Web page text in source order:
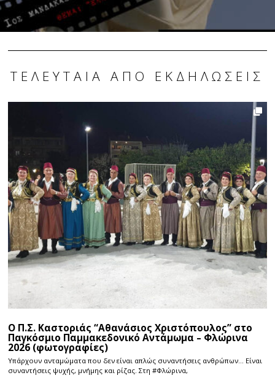
ΤΕΛΕΥΤΑΊΑ ΑΠΌ ΕΚΔΗΛΏΣΕΙΣ
Ο Π.Σ. Καστοριάς “Αθανάσιος Χριστόπουλος” στο
Παγκόσμιο Παμμακεδονικό Αντάμωμα – Φλώρινα
2026 (φωτογραφίες)
Υπάρχουν ανταμώματα που δεν είναι απλώς συναντήσεις ανθρώπων… Είναι
συναντήσεις ψυχής, μνήμης και ρίζας. Στη #Φλώρινα,